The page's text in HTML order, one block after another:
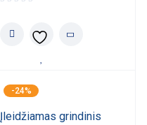
-24%
Įleidžiamas grindinis